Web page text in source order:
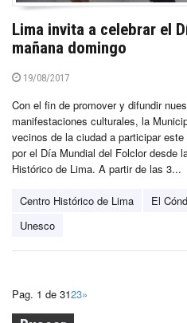
Lima invita a celebrar el
mañana domingo
19/08/2017
Con el fin de promover y difundir
manifestaciones culturales, la
vecinos de la ciudad a participar
por el Día Mundial del Folclor desde
Histórico de Lima. A partir de las 3...
Centro Histórico de Lima
El
Unesco
Pag. 1 de 3123»